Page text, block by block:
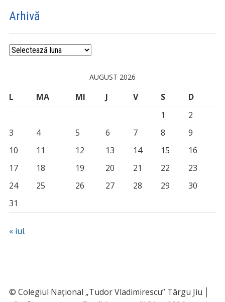
Arhivă
Arhivă
AUGUST 2026
L MA MI J V S
D
1
2
3
4 5 6 7 8
9
10
11 12 13 14 15
16
17
18 19 20 21 22
23
24
25 26 27 28 29
30
31
« iul.
© Colegiul Național „Tudor Vladimirescu” Târgu Jiu │